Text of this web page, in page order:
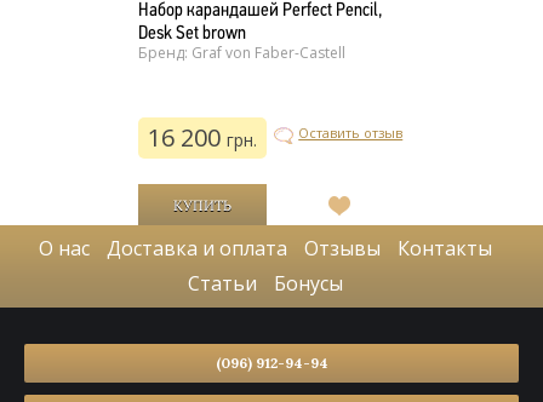
Набор карандашей Perfect Pencil,
Desk Set brown
Бренд: Graf von Faber-Castell
16 200 грн. Оставить отзыв
В
список
желаний
О нас Доставка и оплата Отзывы
Контакты
Статьи
Бонусы
(096) 912-94-94